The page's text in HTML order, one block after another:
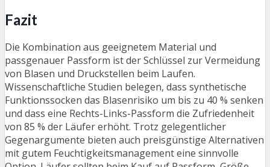
Fazit
Die Kombination aus geeignetem Material und
passgenauer Passform ist der Schlüssel zur Vermeidung
von Blasen und Druckstellen beim Laufen.
Wissenschaftliche Studien belegen, dass synthetische
Funktionssocken das Blasenrisiko um bis zu 40 % senken
und dass eine Rechts-Links-Passform die Zufriedenheit
von 85 % der Läufer erhöht. Trotz gelegentlicher
Gegenargumente bieten auch preisgünstige Alternativen
mit gutem Feuchtigkeitsmanagement eine sinnvolle